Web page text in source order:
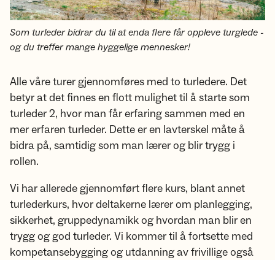
Som turleder bidrar du til at enda flere får oppleve turglede -
og du treffer mange hyggelige mennesker!
Alle våre turer gjennomføres med to turledere. Det
betyr at det finnes en flott mulighet til å starte som
turleder 2, hvor man får erfaring sammen med en
mer erfaren turleder. Dette er en lavterskel måte å
bidra på, samtidig som man lærer og blir trygg i
rollen.
Vi har allerede gjennomført flere kurs, blant annet
turlederkurs, hvor deltakerne lærer om planlegging,
sikkerhet, gruppedynamikk og hvordan man blir en
trygg og god turleder. Vi kommer til å fortsette med
kompetansebygging og utdanning av frivillige også